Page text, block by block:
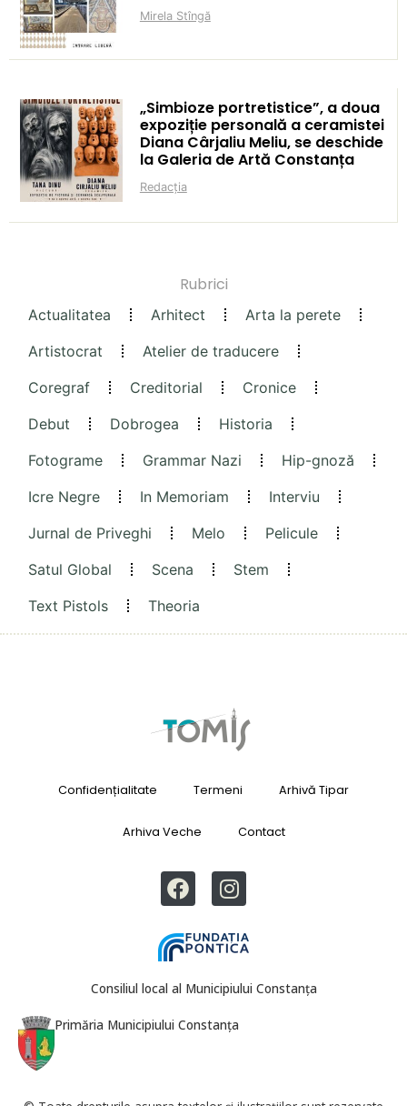
Mirela Stîngă
„Simbioze portretistice”, a doua
expoziție personală a ceramistei
Diana Cârjaliu Meliu, se deschide
la Galeria de Artă Constanța
Redacția
Rubrici
Actualitatea Arhitect
Arta la perete
Artistocrat
Atelier de traducere
Coregraf
Creditorial
Cronice
Debut
Dobrogea
Historia
Fotograme
Grammar Nazi
Hip-gnoză
Icre Negre
In Memoriam
Interviu
Jurnal de Priveghi
Melo
Pelicule
Satul Global
Scena
Stem
Text Pistols
Theoria
Confidențialitate Termeni Arhivă Tipar
Arhiva Veche Contact
Consiliul local al Municipiului Constanța
Primăria Municipiului Constanța